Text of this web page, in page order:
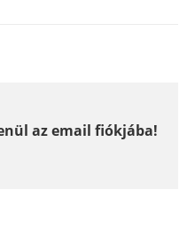
az email fiókjába!